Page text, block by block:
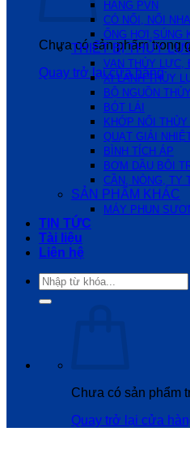
Chưa có sản phẩm trong
Quay trở lại cửa hàng
HÃNG PVN
CÓ NỐI, NỐI
ỐNG HƠI,SÚNG
THIẾT BỊ THỦY
VAN THỦY LỰC,
XI LANH THỦY
BỘ NGUỒN
BÓT LÁI
KHỚP NỐI
QUẠT GIẢI
BÌNH TÍCH ÁP
BƠM DẦU BÔI
CẦN, NÒNG, TY
SẢN PHẨM KHÁC
MÁY PHUN
TIN TỨC
Tài liệu
Liên hệ
Tìm
kiếm:
Chưa có sản phẩm
Quay trở lại cửa